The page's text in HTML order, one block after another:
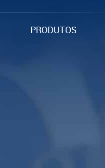
PRODUTOS